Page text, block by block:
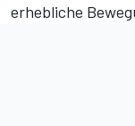
erhebliche